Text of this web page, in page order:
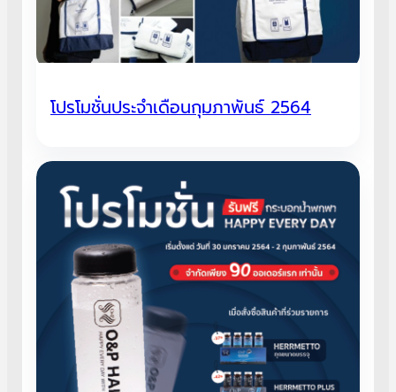
โปรโมชั่นประจำเดือนกุมภาพันธ์ 2564